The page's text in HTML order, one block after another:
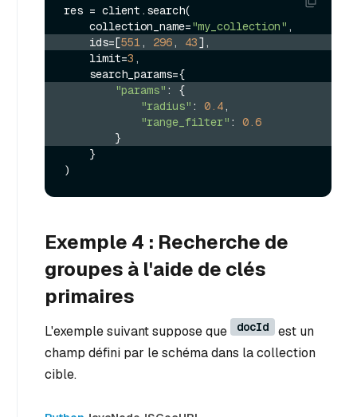
res = client.search(
    collection_name=
"my_collection"
    ids=[
551, 296, 43],
    limit=
3 ,
"params" : {
"radius" : 0.4,
"range_filter" : 0.6
        }
Exemple 4 : Recherche de
groupes à l'aide de clés
primaires
L'exemple suivant suppose que docId
est un
champ défini par le schéma dans la collection
cible.